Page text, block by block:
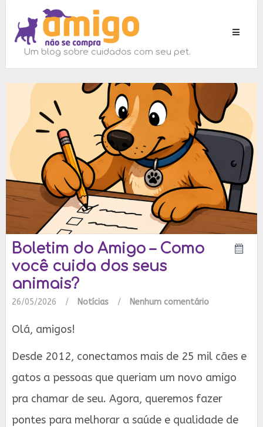
Toggle
Um blog sobre cuidados com seu pet.
Boletim do Amigo – Como
você cuida dos seus
animais?
26/05/2026 / Notícias / Nenhum comentário
Olá, amigos!
Desde 2012, conectamos mais de 25 mil cães e
gatos a pessoas que queriam um novo amigo
pra chamar de seu. Agora, queremos fazer
pontes para melhorar a saúde e qualidade de